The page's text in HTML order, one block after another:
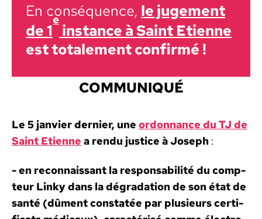
En con­séquence, le juge­ment
de 1
e
instance à Saint Eti­enne
est totale­ment con­fir­mé !
COMMUNIQUÉ
Le 5 jan­vi­er dernier, une ordon­nance du TJ de
Saint Eti­enne a rendu jus­tice à Joseph :
- en recon­nais­sant la respon­s­abil­ité du comp­
teur Linky dans la dégra­da­tion de son état de
san­té (dûment con­statée par plusieurs cer­ti­